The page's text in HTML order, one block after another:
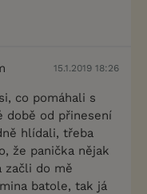
15.1.2019 18:26
co pomáhali s
době od přinesení
hlídali, třeba
že panička nějak
začli do mě
batole, tak já